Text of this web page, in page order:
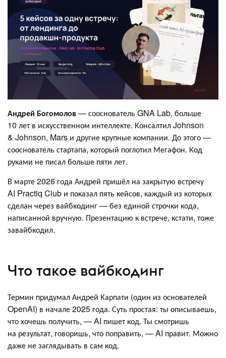
Андрей Богомолов— сооснователь GNA Lab, больше
10 лет в искусственном интеллекте. Консалтил Johnson
& Johnson, Mars и другие крупные компании. До этого —
сооснователь стартапа, который поглотил Мегафон. Код
руками не писал больше пяти лет.
В марте 2026 года Андрей пришёл на закрытую встречу
AI Practiq Club и показал пять кейсов, каждый из которых
сделан через вайбкодинг — без единой строчки кода,
написанной вручную. Презентацию к встрече, кстати, тоже
завайбкодил.
Что такое вайбкодинг
Термин придумал Андрей Карпати (один из основателей
OpenAI) в начале 2025 года. Суть простая: ты описываешь,
что хочешь получить, — AI пишет код. Ты смотришь
на результат, говоришь, что поправить, — AI правит. Можно
даже не заглядывать в сам код.